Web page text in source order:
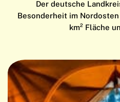
Der deutsche
Besonderheit im
km² Fläche